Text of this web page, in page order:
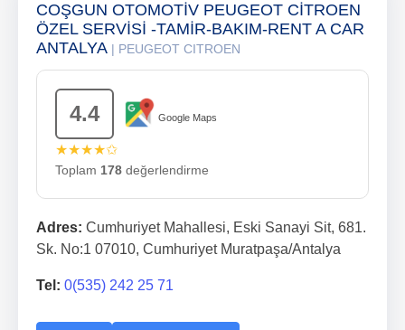
COŞGUN OTOMOTİV PEUGEOT CİTROEN
ÖZEL SERVİSİ -TAMİR-BAKIM-RENT A CAR
ANTALYA | PEUGEOT CITROEN
4.4 Google Maps
★★★★✩
Toplam 178 değerlendirme
Adres: Cumhuriyet Mahallesi, Eski Sanayi Sit, 681.
Sk. No:1 07010, Cumhuriyet Muratpaşa/Antalya
Tel: 0(535) 242 25 71